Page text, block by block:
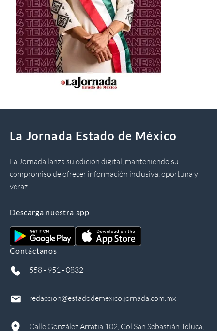
La Jornada Estado de México
La Jornada lanza su edición digital, manteniendo su
compromiso de ofrecer información inclusiva, oportuna y
veraz.
Descarga nuestra app
Contáctanos
558 - 951 - 0832
redaccion@estadodemexico.jornada.com.mx
Calle González Arratia 102, Col San Sebastián Toluca,